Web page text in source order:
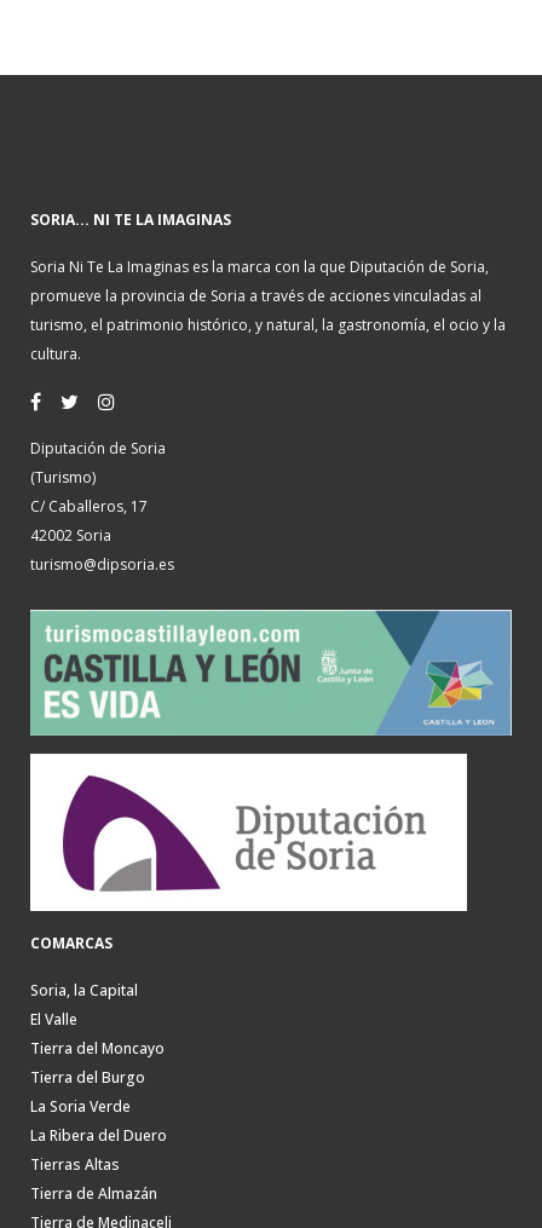
SORIA... NI TE LA IMAGINAS
Soria Ni Te La Imaginas es la marca con la que Diputación de Soria,
promueve la provincia de Soria a través de acciones vinculadas al
turismo, el patrimonio histórico, y natural, la gastronomía, el ocio y la
cultura.
Diputación de Soria
(Turismo)
C/ Caballeros, 17
42002 Soria
turismo@dipsoria.es
COMARCAS
Soria, la Capital
El Valle
Tierra del Moncayo
Tierra del Burgo
La Soria Verde
La Ribera del Duero
Tierras Altas
Tierra de Almazán
Tierra de Medinaceli